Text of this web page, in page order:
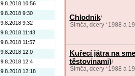
9.8.2018 10:56
9.8.2018 9:30
9.8.2018 9:32
9.8.2018 11:43
9.8.2018 11:57
9.8.2018 12:0
9.8.2018 12:4
9.8.2018 12:18
Chlodnik/
Simča, dcery *1988 a
Kuřecí játra na
těstovinami)/
Simča, dcery *1988 a